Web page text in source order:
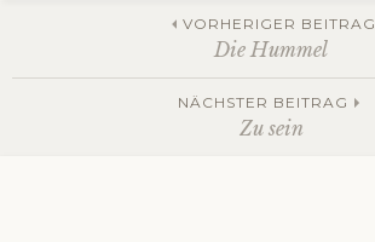
Beitrags-
Navigation
VORHERIGER BEITRAG
Die Hummel
NÄCHSTER BEITRAG
Zu sein